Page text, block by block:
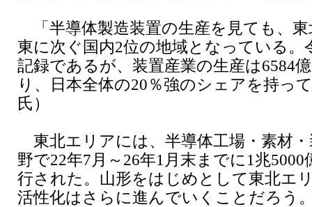
「半導体製造装置の生産を見ても、
東に次ぐ国内2位の地域となっている。
記録であるが、装置産業の生産は6584
り、日本全体の20％強のシェアを持っ
氏）
東北エリアには、半導体工場・素材
野で22年7月～26年1月末までに1兆
行された。山形をはじめとして東北エ
活性化はさらに進んでいくことだろう